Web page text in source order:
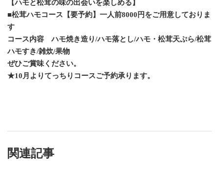
【ハモと松茸の味の出会いを楽しめる】
■松茸ハモコース【要予約】一人前8000円をご用意しておりま
す
コース内容 ハモ焼き造り/ハモ落とし/ハモ・松茸天ぷら/松茸
ハモすき/雑炊/果物
ぜひご賞味ください。
★10月よりてっちりコースご予約承ります。
関連記事